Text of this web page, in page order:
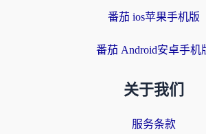
番茄 ios苹果手机版
番茄 Android安卓手机
关于我们
服务条款